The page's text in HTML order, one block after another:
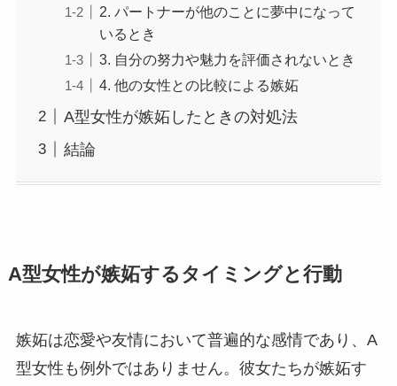
2. パートナーが他のことに夢中になって
いるとき
3. 自分の努力や魅力を評価されないとき
4. 他の女性との比較による嫉妬
A型女性が嫉妬したときの対処法
結論
A型女性が嫉妬するタイミングと行動
嫉妬は恋愛や友情において普遍的な感情であり、A
型女性も例外ではありません。彼女たちが嫉妬す